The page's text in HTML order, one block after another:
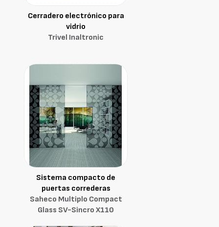
Cerradero electrónico para
vidrio
Trivel Inaltronic
Sistema compacto de
puertas correderas
Saheco Multiplo Compact
Glass SV-Sincro X110